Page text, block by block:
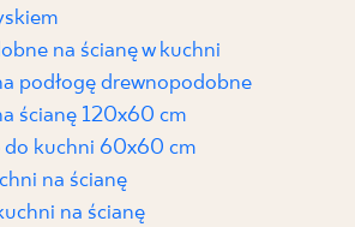
na ścianę w kuchni
podłogę drewnopodobne
ścianę 120x60 cm
do kuchni 60x60 cm
na ścianę
na ścianę